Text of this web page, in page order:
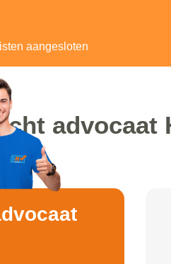
aangesloten
advocaat